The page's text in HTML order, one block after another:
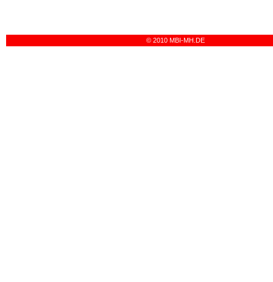
© 2010 MBI-MH.DE